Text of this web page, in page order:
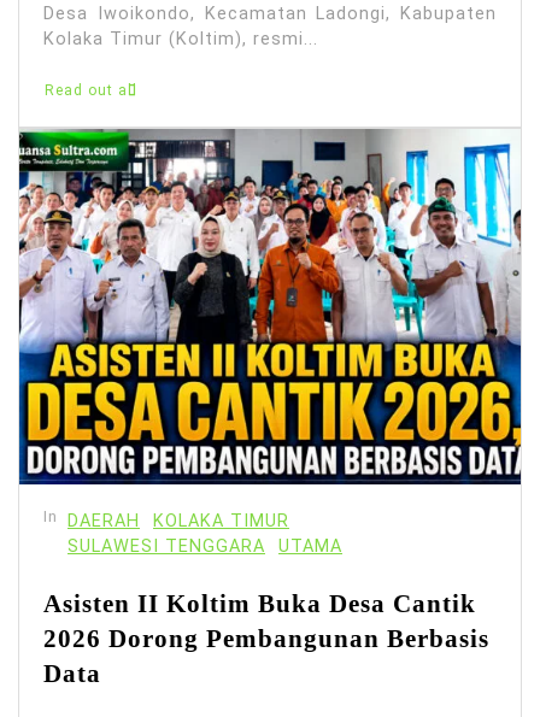
Desa Iwoikondo, Kecamatan Ladongi, Kabupaten
Kolaka Timur (Koltim), resmi...
Read out all
In DAERAH
KOLAKA TIMUR
SULAWESI TENGGARA
UTAMA
Asisten II Koltim Buka Desa Cantik
2026 Dorong Pembangunan Berbasis
Data